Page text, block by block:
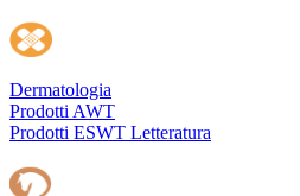
Dermatologia
Prodotti AWT
Prodotti ESWT Letteratura